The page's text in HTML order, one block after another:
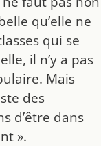
qu’elle ne
qui se
il n’y a pas
Mais
des
d’être dans
».